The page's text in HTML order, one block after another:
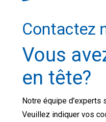
Contactez
Vous
en tête?
Notre équipe d'experts
Veuillez indiquer vos